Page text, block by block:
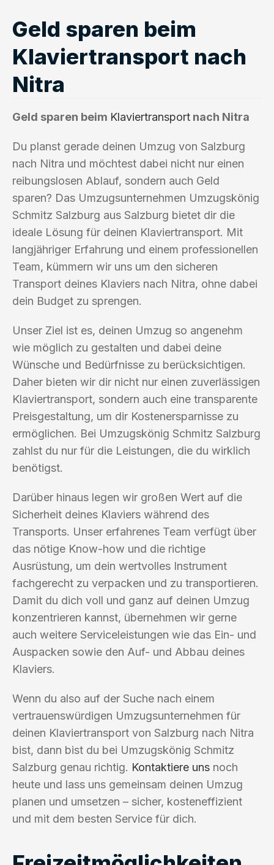
Geld sparen beim
Klaviertransport nach
Nitra
Geld sparen beim Klaviertransport nach Nitra
Du planst gerade deinen Umzug von Salzburg
nach Nitra und möchtest dabei nicht nur einen
reibungslosen Ablauf, sondern auch Geld
sparen? Das Umzugsunternehmen Umzugskönig
Schmitz Salzburg aus Salzburg bietet dir die
ideale Lösung für deinen Klaviertransport. Mit
langjähriger Erfahrung und einem professionellen
Team, kümmern wir uns um den sicheren
Transport deines Klaviers nach Nitra, ohne dabei
dein Budget zu sprengen.
Unser Ziel ist es, deinen Umzug so angenehm
wie möglich zu gestalten und dabei deine
Wünsche und Bedürfnisse zu berücksichtigen.
Daher bieten wir dir nicht nur einen zuverlässigen
Klaviertransport, sondern auch eine transparente
Preisgestaltung, um dir Kostenersparnisse zu
ermöglichen. Bei Umzugskönig Schmitz Salzburg
zahlst du nur für die Leistungen, die du wirklich
benötigst.
Darüber hinaus legen wir großen Wert auf die
Sicherheit deines Klaviers während des
Transports. Unser erfahrenes Team verfügt über
das nötige Know-how und die richtige
Ausrüstung, um dein wertvolles Instrument
fachgerecht zu verpacken und zu transportieren.
Damit du dich voll und ganz auf deinen Umzug
konzentrieren kannst, übernehmen wir gerne
auch weitere Serviceleistungen wie das Ein- und
Auspacken sowie den Auf- und Abbau deines
Klaviers.
Wenn du also auf der Suche nach einem
vertrauenswürdigen Umzugsunternehmen für
deinen Klaviertransport von Salzburg nach Nitra
bist, dann bist du bei Umzugskönig Schmitz
Salzburg genau richtig. Kontaktiere uns noch
heute und lass uns gemeinsam deinen Umzug
planen und umsetzen – sicher, kosteneffizient
und mit dem besten Service für dich.